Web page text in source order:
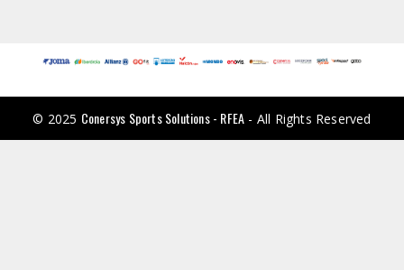
© 2025 Conersys Sports Solutions - RFEA - All Rights Reserved